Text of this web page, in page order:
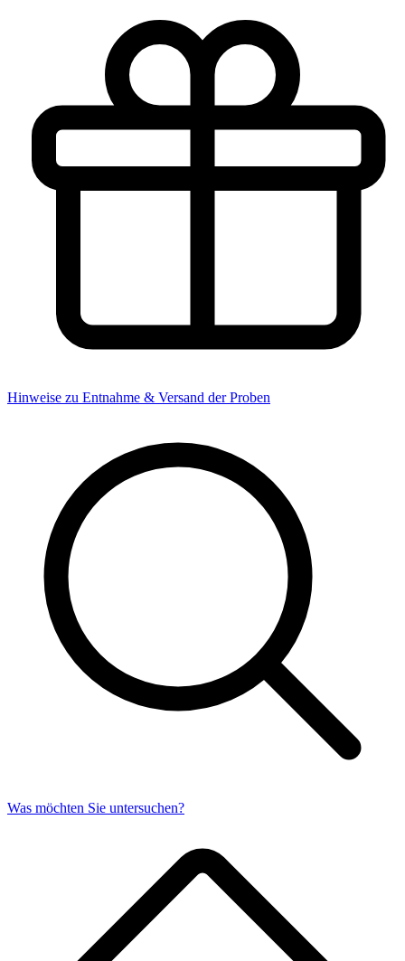
Hinweise zu Entnahme & Versand der Proben
Was möchten Sie untersuchen?